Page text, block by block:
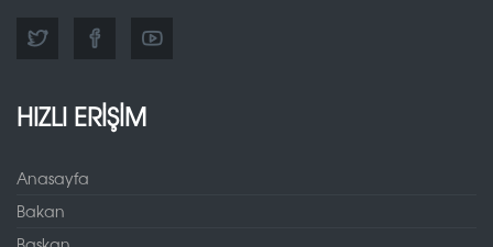
HIZLI ERİŞİM
Anasayfa
Bakan